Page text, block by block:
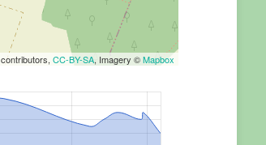
contributors,CC-BY-SA, Imagery ©Mapbox